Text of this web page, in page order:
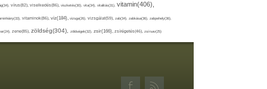
vírus(82), viselkedés(86), viszketés(30), vita(34), vitalitás(31), vitamin(406),
vitaminok(86), víz(184), vizsga(26), vizsgálat(59), zab(34), zabkása(36), zabpehely(36),
zene(85), zöldség(304), zöldségek(32), zsír(166), zsírégetés(46), zsírsav(25)